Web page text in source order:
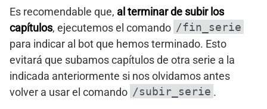
Es recomendable que, al terminar de subir los
capítulos, ejecutemos el comando /fin_serie
para indicar al bot que hemos terminado. Esto
evitará que subamos capítulos de otra serie a la
indicada anteriormente si nos olvidamos antes
volver a usar el comando /subir_serie .